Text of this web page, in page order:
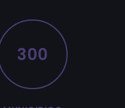
300